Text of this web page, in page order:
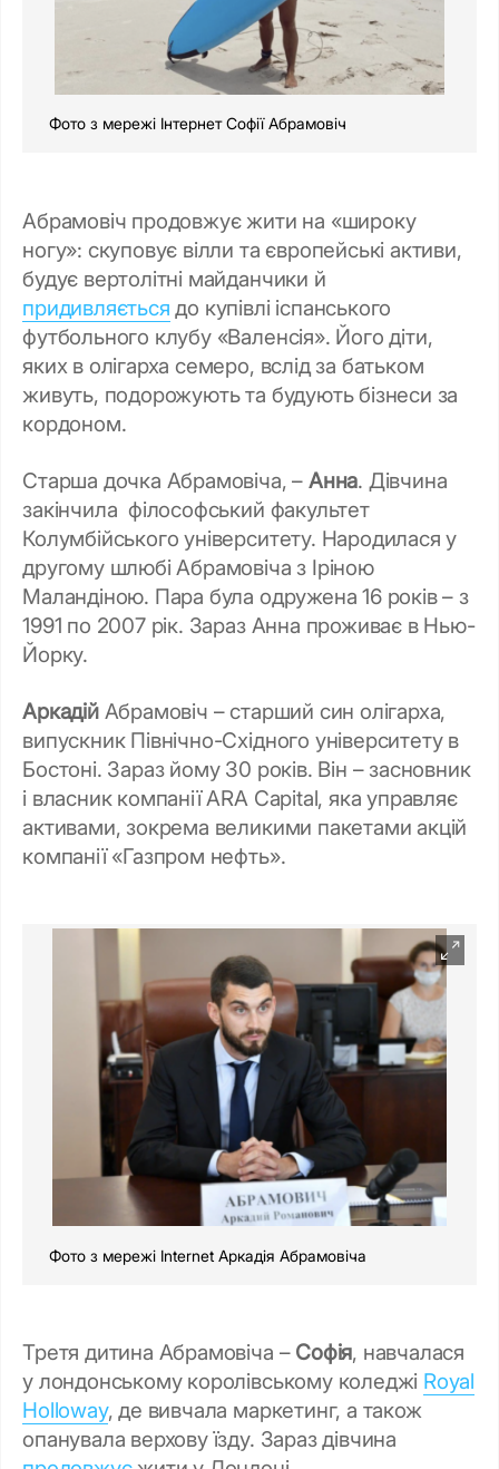
Фото з мережі Інтернет Софії Абрамовіч
Абрамовіч продовжує жити на «широку
ногу»: скуповує вілли та європейські активи,
будує вертолітні майданчики й
придивляється до купівлі іспанського
футбольного клубу «Валенсія». Його діти,
яких в олігарха семеро, вслід за батьком
живуть, подорожують та будують бізнеси за
кордоном.
Старша дочка Абрамовіча, – Анна. Дівчина
закінчила філософський факультет
Колумбійського університету. Народилася у
другому шлюбі Абрамовіча з Іріною
Маландіною. Пара була одружена 16 років – з
1991 по 2007 рік. Зараз Анна проживає в Нью-
Йорку.
АркадійАбрамовіч – старший син олігарха,
випускник Північно-Східного університету в
Бостоні. Зараз йому 30 років. Він – засновник
і власник компанії ARA Capital, яка управляє
активами, зокрема великими пакетами акцій
компанії «Газпром нефть».
Фото з мережі Internet Аркадія Абрамовіча
Третя дитина Абрамовіча – Софія, навчалася
у лондонському королівському коледжі Royal
Holloway, де вивчала маркетинг, а також
опанувала верхову їзду. Зараз дівчина